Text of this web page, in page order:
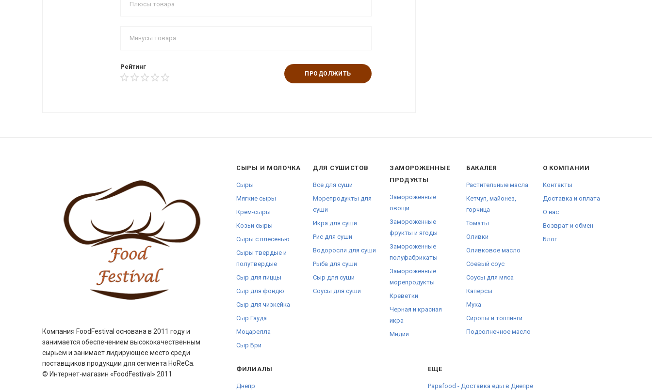
Рейтинг
ПРОДОЛЖИТЬ
Компания FoodFestival основана в 2011 году и
занимается обеспечением высококачественным
сырьём и занимает лидирующее место среди
поставщиков продукции для сегмента HoReCa.
© Интернет-магазин «FoodFestival» 2011
СЫРЫ И МОЛОЧКА
Сыры
Мягкие сыры
Крем-сыры
Козьи сыры
Сыры с плесенью
Сыры твердые и
полутвердые
Сыр для пиццы
Сыр для фондю
Сыр для чизкейка
Сыр Гауда
Моцарелла
Сыр Бри
ДЛЯ СУШИСТОВ
Все для суши
Морепродукты для
суши
Икра для суши
Рис для суши
Водоросли для суши
Рыба для суши
Сыр для суши
Соусы для суши
ЗАМОРОЖЕННЫЕ
ПРОДУКТЫ
Замороженные
овощи
Замороженные
фрукты и ягоды
Замороженные
полуфабрикаты
Замороженные
морепродукты
Креветки
Черная и красная
икра
Мидии
БАКАЛЕЯ
Растительные масла
Кетчуп, майонез,
горчица
Томаты
Оливки
Оливковое масло
Соевый соус
Соусы для мяса
Каперсы
Мука
Сиропы и топпинги
Подсолнечное масло
О КОМПАНИИ
Контакты
Доставка и оплата
О нас
Возврат и обмен
Блог
ФИЛИАЛЫ
Днепр
ЕЩЕ
Papafood - Доставка еды в Днепре